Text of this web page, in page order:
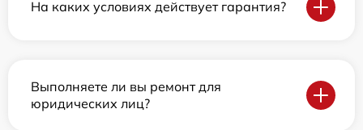
На каких условиях действует гарантия?
Выполняете ли вы ремонт для
юридических лиц?